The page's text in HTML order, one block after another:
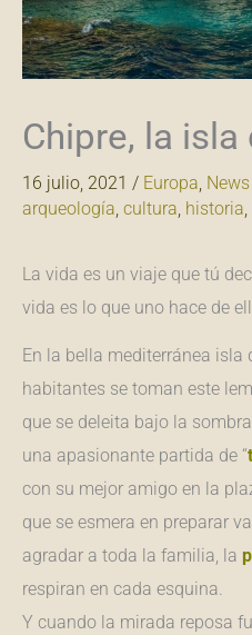
Chipre, la
16 julio, 2021 / Europa,
arqueología, cultura, historia,
La vida es un viaje que tú
vida es lo que uno hace de
En la bella mediterránea isla
habitantes se toman este
que se deleita bajo la
una apasionante partida de “
con su mejor amigo en la
que se esmera en preparar
agradar a toda la familia, la
respiran en cada esquina.
Y cuando la mirada reposa